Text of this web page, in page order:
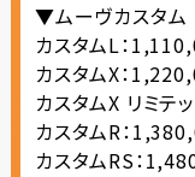
▼ムーヴカスタム
カスタムL：
カスタムX：
カスタムX リミ
カスタムR：
カスタムRS：